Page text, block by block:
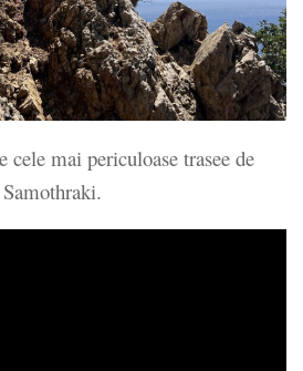
cele mai periculoase trasee de